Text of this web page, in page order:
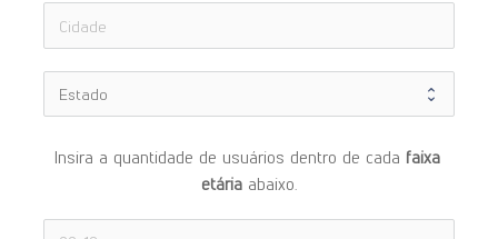
Insira a quantidade de usuários dentro de cada faixa
etária abaixo.